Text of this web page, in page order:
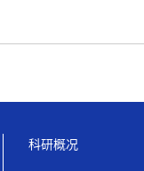
科研概况